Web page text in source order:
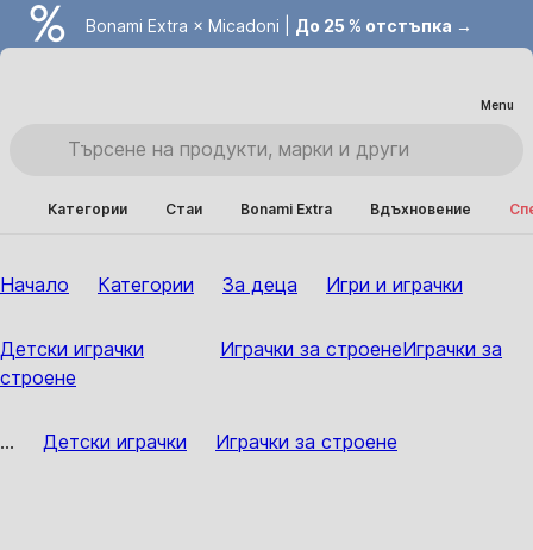
Bonami Extra × Micadoni | До 25 % отстъпка →
Menu
Категории Стаи Bonami Extra Вдъхновение
Начало Категории За деца Игри и играчки
Детски играчки Играчки за строенеИграчки за
строене
... Детски играчки Играчки за строене